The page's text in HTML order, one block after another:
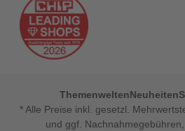
ThemenweltenNeuheiten
* Alle Preise inkl. gesetzl.
und ggf.